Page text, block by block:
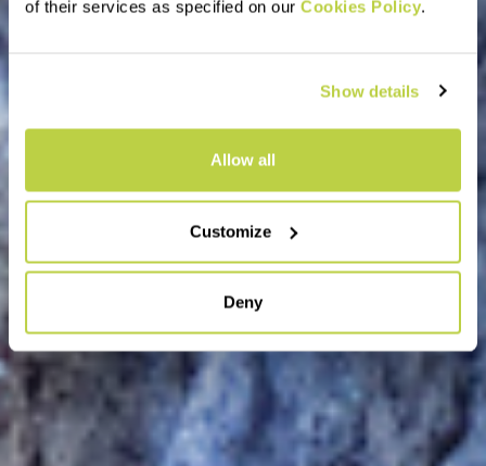
of their services as specified on our Cookies Policy.
Show details
Allow all
Customize
Deny